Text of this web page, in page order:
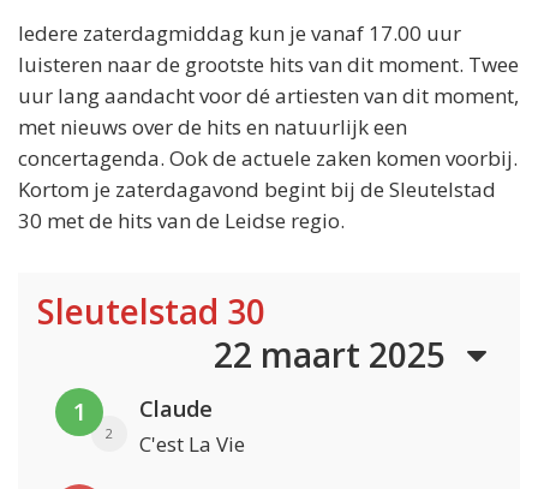
Iedere zaterdagmiddag kun je vanaf 17.00 uur
luisteren naar de grootste hits van dit moment. Twee
uur lang aandacht voor dé artiesten van dit moment,
met nieuws over de hits en natuurlijk een
concertagenda. Ook de actuele zaken komen voorbij.
Kortom je zaterdagavond begint bij de Sleutelstad
30 met de hits van de Leidse regio.
Sleutelstad 30
22 maart 2025
1
2
Claude
C'est La Vie